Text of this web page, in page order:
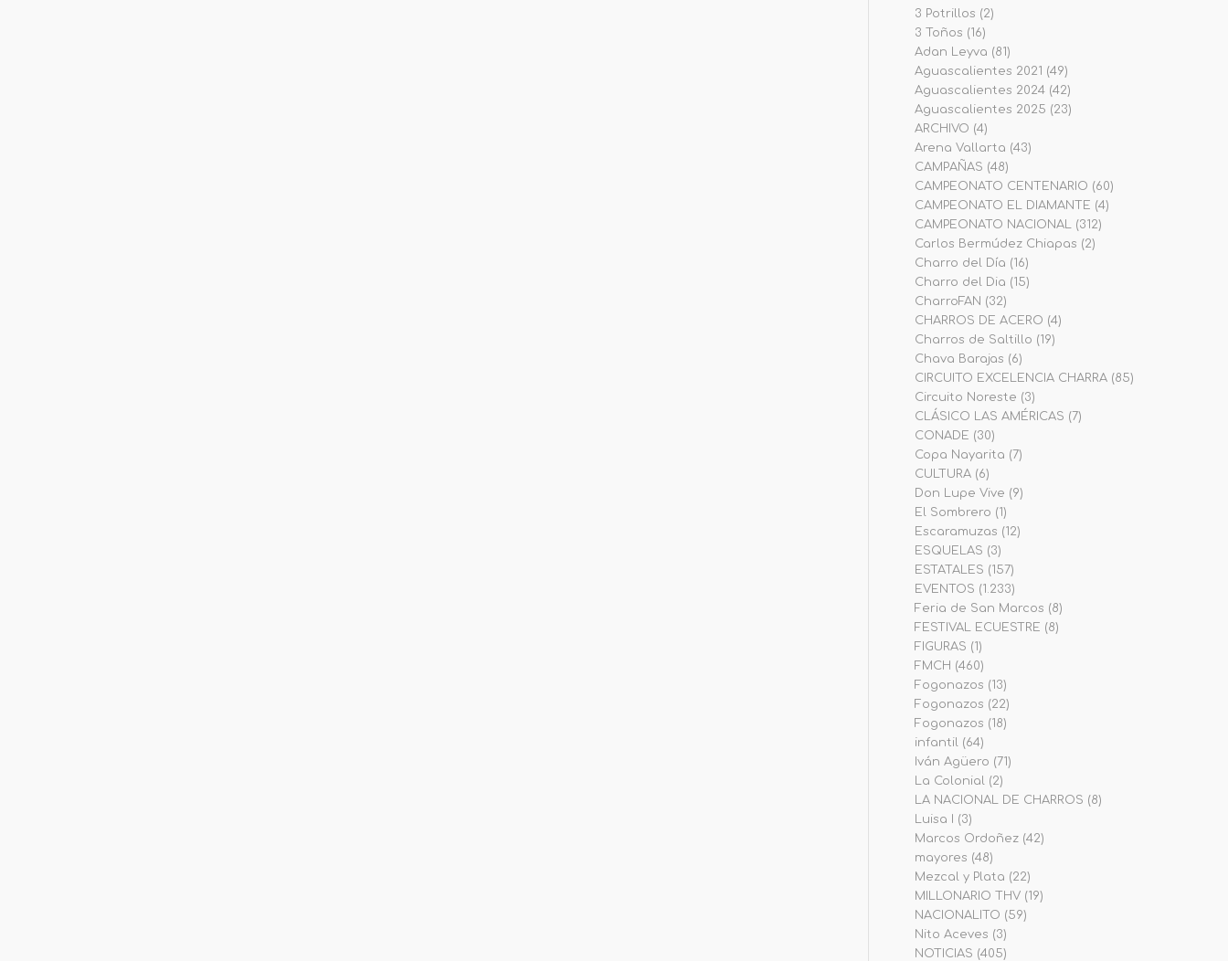
3 Potrillos (2)
3 Toños (16)
Adan Leyva (81)
Aguascalientes 2021 (49)
Aguascalientes 2024 (42)
Aguascalientes 2025 (23)
ARCHIVO (4)
Arena Vallarta (43)
CAMPAÑAS (48)
CAMPEONATO CENTENARIO (60)
CAMPEONATO EL DIAMANTE (4)
CAMPEONATO NACIONAL
(312)
Carlos Bermúdez Chiapas (2)
Charro del Día (16)
Charro del Dia (15)
CharroFAN (32)
CHARROS DE ACERO (4)
Charros de Saltillo (19)
Chava Barajas (6)
CIRCUITO EXCELENCIA CHARRA (85)
Circuito Noreste (3)
CLÁSICO LAS AMÉRICAS (7)
CONADE (30)
Copa Nayarita (7)
CULTURA (6)
Don Lupe Vive (9)
El Sombrero (1)
Escaramuzas (12)
ESQUELAS (3)
ESTATALES (157)
EVENTOS (1.233)
Feria de San Marcos (8)
FESTIVAL ECUESTRE (8)
FIGURAS (1)
FMCH (460)
Fogonazos (13)
Fogonazos (22)
Fogonazos (18)
infantil
(64)
Iván Agüero (71)
La Colonial
(2)
LA NACIONAL DE CHARROS (8)
Luisa I
(3)
Marcos Ordoñez (42)
mayores (48)
Mezcal y Plata (22)
MILLONARIO THV (19)
NACIONALITO (59)
Nito Aceves (3)
NOTICIAS (405)